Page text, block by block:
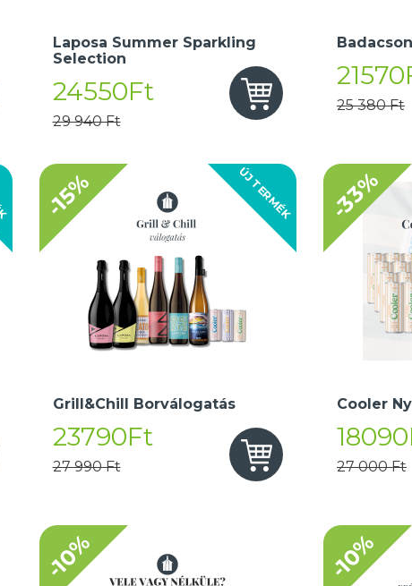
Laposa Summer Sparkling
Selection
24550Ft
29 940 Ft
25 380 Ft
ÚJ TERMÉK
-15%
Grill&Chill Borválogatás
23790Ft
27 990 Ft
-33%
Cooler
27 000 Ft
-10% -10%